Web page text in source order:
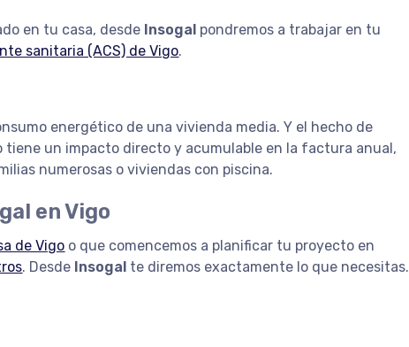
en tu casa, desde Insogal pondremos a trabajar en tu
sanitaria (ACS) de Vigo.
energético de una vivienda media. Y el hecho de
un impacto directo y acumulable en la factura anual,
numerosas o viviendas con piscina.
en Vigo
de Vigo o que comencemos a planificar tu proyecto en
. Desde Insogal te diremos exactamente lo que necesitas.